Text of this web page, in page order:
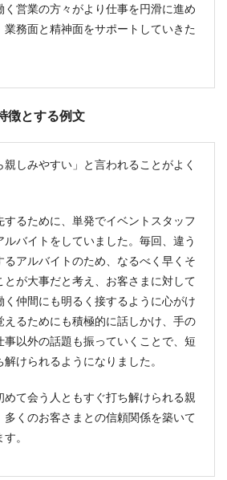
く営業の方々がより仕事を円滑に進め
業務面と精神面をサポートしていきた
徴とする例文
親しみやすい」と言われることがよく
するために、単発でイベントスタッフ
バイトをしていました。毎回、違う
アルバイトのため、なるべく早くそ
が大事だと考え、お客さまに対して
く仲間にも明るく接するように心がけ
えるためにも積極的に話しかけ、手の
事以外の話題も振っていくことで、短
けられるようになりました。
て会う人ともすぐ打ち解けられる親
多くのお客さまとの信頼関係を築いて
。